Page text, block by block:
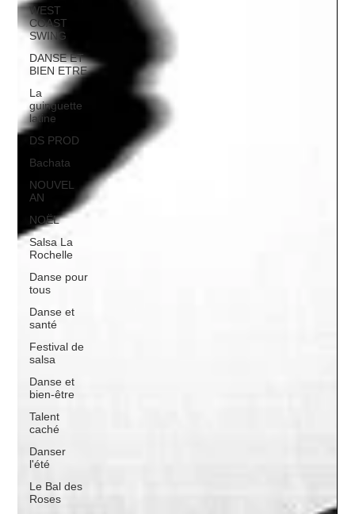
WEST
COAST
SWING
DANSE ET
BIEN ETRE
La
guinguette
latine
DS PROD
Bachata
NOUVEL
AN
NOËL
Salsa La
Rochelle
Danse pour
tous
Danse et
santé
Festival de
salsa
Danse et
bien-être
Talent
caché
Danser
l'été
Le Bal des
Roses